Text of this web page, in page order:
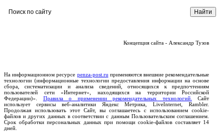
Концепция сайта - Александр Тузов
На информационном ресурсе penza-post.ru применяются внешние рекомендательные
технологии (информационные технологии предоставления информации на основе
сбора, систематизации и анализа сведений, относящихся к предпочтениям
пользователей сети «Интернет», находящихся на территории Российской
Федерации)». Правила о применении рекомендательных технологий.
Сайт
использует сервисы веб-аналитики Яндекс Метрика, LiveInternet, Rambler.
Продолжая использовать этот Сайт, вы соглашаетесь с использованием cookie-
файлов и других данных в соответствии с данным Пользовательским соглашением.
Срок обработки персональных данных при помощи cookie-файлов составляет 14
дней.